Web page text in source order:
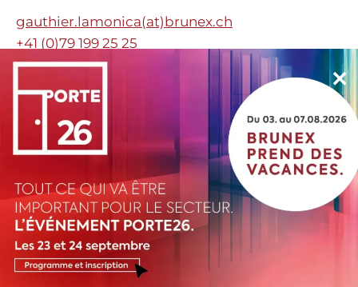
gauthier.lamonica(at)brunex.ch
+41 (0)79 199 25 25
UNIVERS
THÉMATIQUES
AUTRES INFOS & PRODUITS
×